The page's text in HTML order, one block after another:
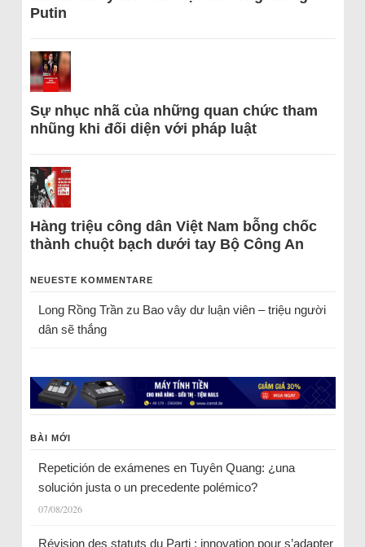
Putin
Sự nhục nhã của những quan chức tham
nhũng khi đối diện với pháp luật
Hàng triệu công dân Việt Nam bỗng chốc
thành chuột bạch dưới tay Bộ Công An
NEUESTE KOMMENTARE
Long Rồng Trầnzu Bao vây dư luận viên – triệu người
dân sẽ thắng
BÀI MỚI
Repetición de exámenes en Tuyên Quang: ¿una
solución justa o un precedente polémico?
07/08/2026
Révision des statuts du Parti : innovation pour s’adapter